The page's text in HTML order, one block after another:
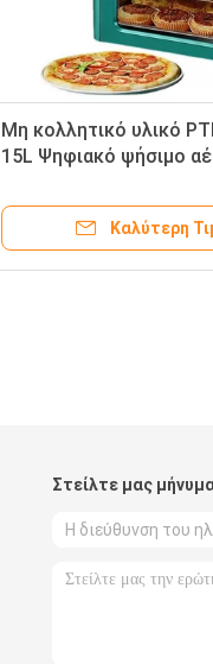
Μη κολλητικό υλικό
15L Ψηφιακό ψήσιμο
Καλύτερη
Στείλτε μας